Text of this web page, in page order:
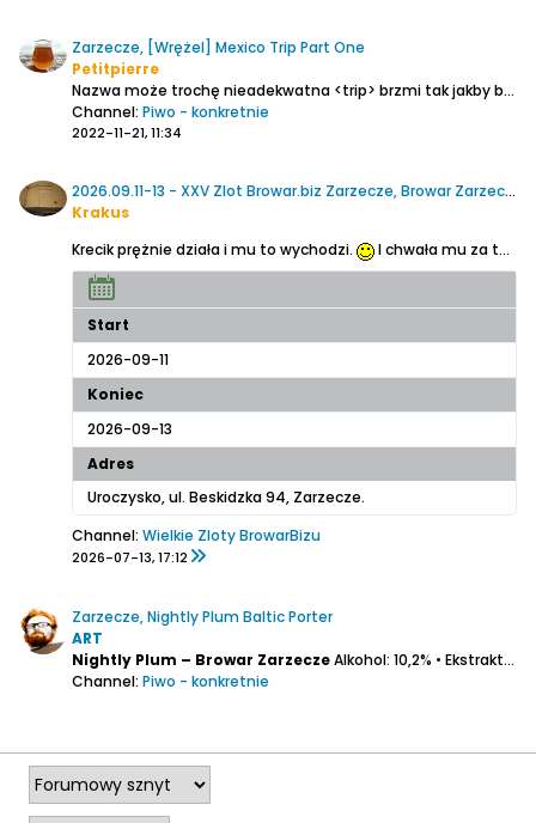
Zarzecze, [Wrężel] Mexico Trip Part One
Petitpierre
Nazwa może trochę nieadekwatna <trip> brzmi tak jakby było piwo z meskaliną i spotkanie z Quetzalcoatlem murowane.
Channel: Piwo - konkretnie
2022-11-21, 11:34
2026.09.11-13 - XXV Zlot Browar.biz Zarzecze, Browar Zarzecze.
Krakus
Krecik prężnie działa i mu to wychodzi.
I chwała mu za to. I w ogóle.
Start
2026-09-11
Koniec
2026-09-13
Adres
Uroczysko, ul. Beskidzka 94, Zarzecze.
Channel: Wielkie Zloty BrowarBizu
2026-07-13, 17:12
Zarzecze, Nightly Plum Baltic Porter
ART
Nightly Plum – Browar ZarzeczeAlkohol: 10,2% • Ekstrakt: 28° P • IBU: ?
Channel: Piwo - konkretnie